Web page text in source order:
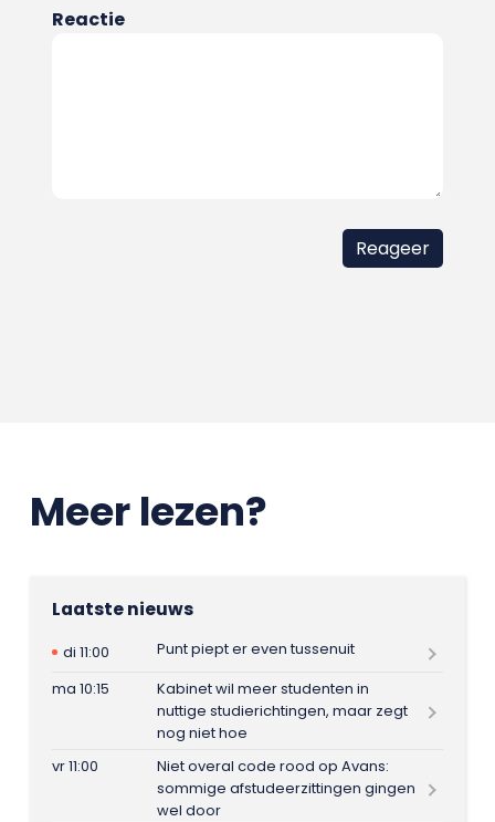
Reactie
Meer lezen?
Laatste nieuws
di 11:00
Punt piept er even tussenuit
ma 10:15
Kabinet wil meer studenten in
nuttige studierichtingen, maar zegt
nog niet hoe
vr 11:00
Niet overal code rood op Avans:
sommige afstudeerzittingen gingen
wel door